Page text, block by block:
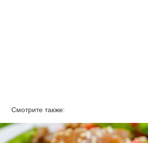
Смотрите также: